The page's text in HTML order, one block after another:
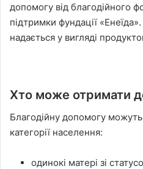
допомогу від благодійного
підтримки фундації
надається у вигляді
Хто може отримати
Благодійну допомогу
категорії населення:
одинокі матері зі